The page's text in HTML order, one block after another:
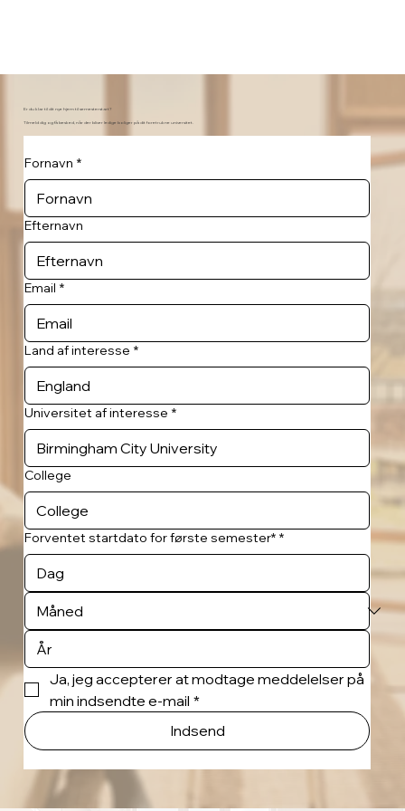
Er du klar til dit nye hjem til semesterstart?
Tilmeld dig og få besked, når der bliver ledige boliger på dit foretrukne universitet.
Fornavn *
Efternavn
Email *
Land af interesse *
Universitet af interesse *
College
Forventet startdato for første semester* *
Ja, jeg accepterer at modtage meddelelser på
min indsendte e-mail *
Indsend